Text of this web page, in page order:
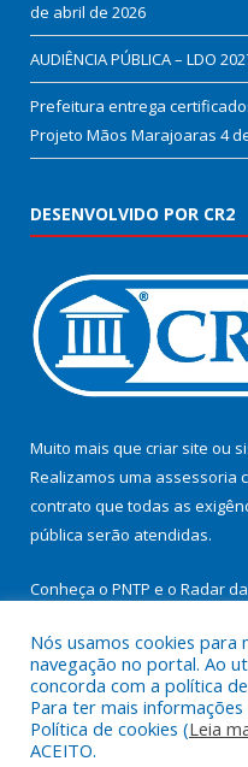
de abril de 2026
AUDIÊNCIA PÚBLICA – LDO
Prefeitura entrega
Projeto Mãos Marajoaras 4
DESENVOLVIDO POR CR2
Muito mais que criar site ou
Realizamos uma assessoria
contrato que todas as
pública serão atendidas.
Conheça o PNTP e o Radar
Todos os direitos
Nós usamos cookies para
navegação no portal. Ao
concorda com a política
Para ter mais
Política de cookies (Leia
ACEITO.